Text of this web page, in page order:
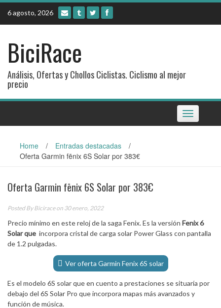
Skip
content
6 agosto, 2026
BiciRace
Análisis, Ofertas y Chollos Ciclistas. Ciclismo al mejor
precio
Toggle
navigation
Home / Entradas destacadas
/
Oferta Garmin fēnix 6S Solar por 383€
Oferta Garmin fēnix 6S Solar por 383€
Posted ByBiciraceon 30 enero, 2022
Precio mínimo en este reloj de la saga Fenix. Es la versión Fenix 6
Solar que incorpora cristal de carga solar Power Glass con pantalla
de 1.2 pulgadas.
Ver oferta Garmin Fenix 6S solar
Es el modelo 6S solar que en cuento a prestaciones se situaría por
debajo del 6S Solar Pro que incorpora mapas más avanzados y
función de música.